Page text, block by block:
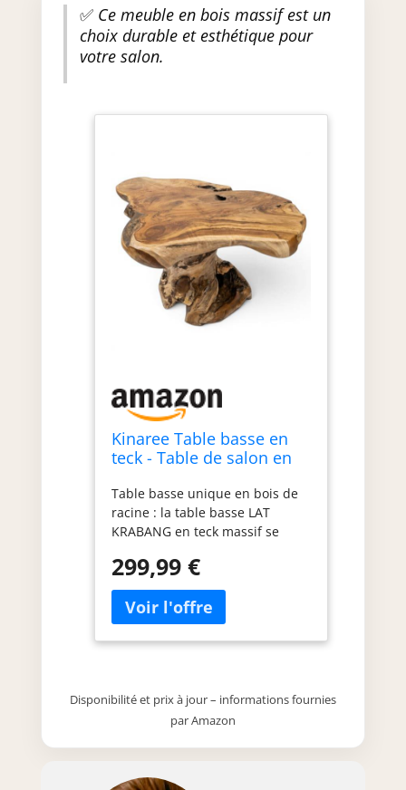
✅Ce meuble en bois massif est un
choix durable et esthétique pour
votre salon.
Kinaree Table basse en
teck - Table de salon en
unique et veinure au look
rustique naturel
Table basse unique en bois de
racine : la table basse LAT
KRABANG en teck massif se
et sa construction robuste – un
véritable accroche-regard dans
chaque salon. Pièce unique
fabriquée à la main : chaque
table est fabriquée
rend chaque forme et grain
uniques – aucune table ne
bois de racine offre un aspect
299,99 €
Disponibilité et prix à jour – informations fournies
par Amazon